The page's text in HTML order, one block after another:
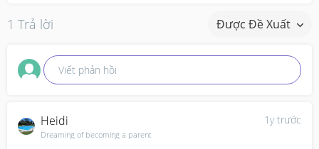
1 Trả lời Được Đề Xuất
Viết phản hồi
1y trước
Heidi
Dreaming of becoming a parent